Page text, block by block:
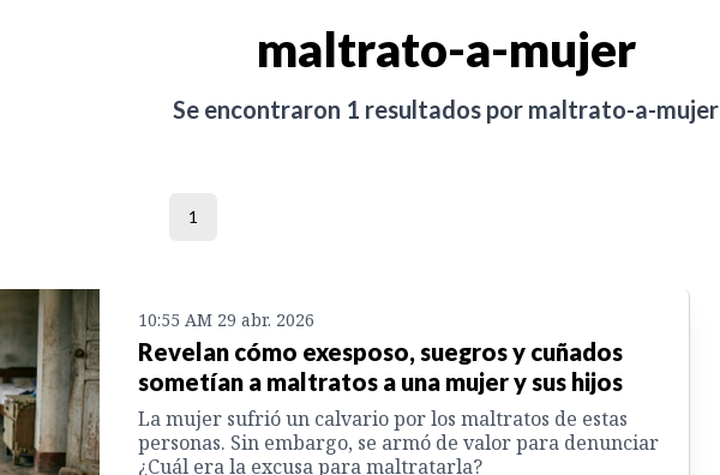
maltrato-a-mujer
Se encontraron 1 resultados por maltrato-a-mujer
1
10:55 AM 29 abr. 2026
Revelan cómo exesposo, suegros y cuñados
sometían a maltratos a una mujer y sus hijos
La mujer sufrió un calvario por los maltratos de estas
personas. Sin embargo, se armó de valor para denunciar
¿Cuál era la excusa para maltratarla?